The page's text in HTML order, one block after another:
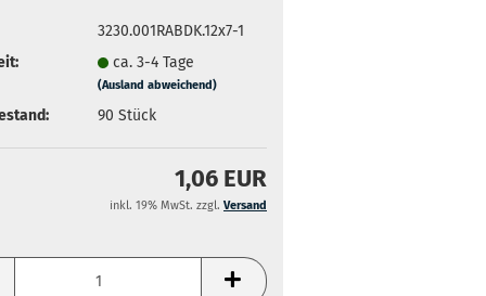
3230.001RABDK.12x7-1
ca. 3-4 Tage
(Ausland abweichend)
90 Stück
1,06 EUR
inkl. 19% MwSt. zzgl. Versand